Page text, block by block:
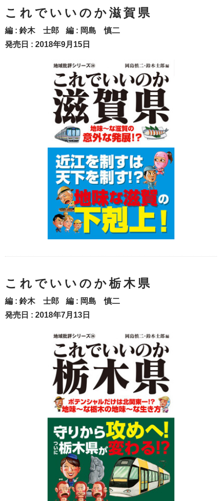
これでいいのか滋賀県
編 : 鈴木 士郎 編 : 岡島 慎二
発売日 : 2018年9月15日
これでいいのか栃木県
編 : 鈴木 士郎 編 : 岡島 慎二
発売日 : 2018年7月13日